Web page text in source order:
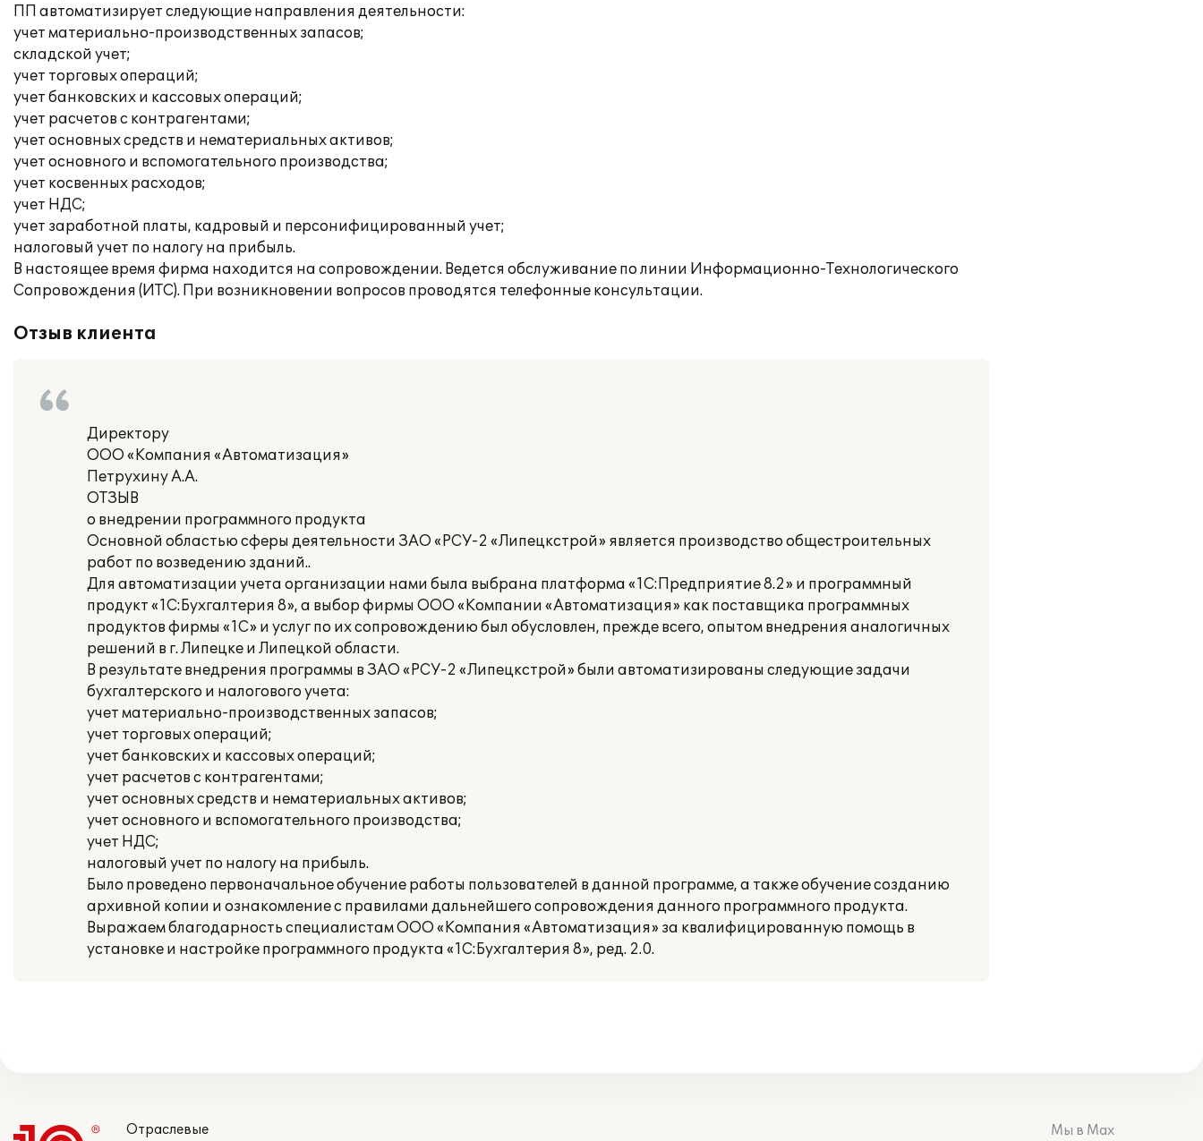
ПП автоматизирует следующие направления деятельности:
учет материально-производственных запасов;
складской учет;
учет торговых операций;
учет банковских и кассовых операций;
учет расчетов с контрагентами;
учет основных средств и нематериальных активов;
учет основного и вспомогательного производства;
учет косвенных расходов;
учет НДС;
учет заработной платы, кадровый и персонифицированный учет;
налоговый учет по налогу на прибыль.
В настоящее время фирма находится на сопровождении. Ведется обслуживание по линии Информационно-Технологического
Сопровождения (ИТС). При возникновении вопросов проводятся телефонные консультации.
Отзыв клиента
Директору
ООО «Компания «Автоматизация»
Петрухину А.А.
ОТЗЫВ
о внедрении программного продукта
Основной областью сферы деятельности ЗАО «РСУ-2 «Липецкстрой» является производство общестроительных
работ по возведению зданий..
Для автоматизации учета организации нами была выбрана платформа «1С:Предприятие 8.2» и программный
продукт «1С:Бухгалтерия 8», а выбор фирмы ООО «Компании «Автоматизация» как поставщика программных
продуктов фирмы «1С» и услуг по их сопровождению был обусловлен, прежде всего, опытом внедрения аналогичных
решений в г. Липецке и Липецкой области.
В результате внедрения программы в ЗАО «РСУ-2 «Липецкстрой» были автоматизированы следующие задачи
бухгалтерского и налогового учета:
учет материально-производственных запасов;
учет торговых операций;
учет банковских и кассовых операций;
учет расчетов с контрагентами;
учет основных средств и нематериальных активов;
учет основного и вспомогательного производства;
учет НДС;
налоговый учет по налогу на прибыль.
Было проведено первоначальное обучение работы пользователей в данной программе, а также обучение созданию
архивной копии и ознакомление с правилами дальнейшего сопровождения данного программного продукта.
Выражаем благодарность специалистам ООО «Компания «Автоматизация» за квалифицированную помощь в
установке и настройке программного продукта «1С:Бухгалтерия 8», ред. 2.0.
Отраслевые
Мы в Max